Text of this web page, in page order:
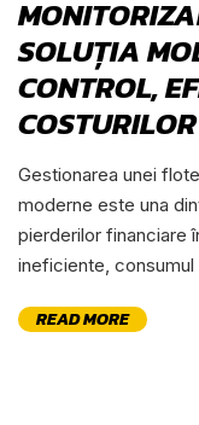
SOLUȚIA
CONTROL,
COSTURILOR
Gestionarea unei
moderne este una
pierderilor financiare
ineficiente,
READ MORE